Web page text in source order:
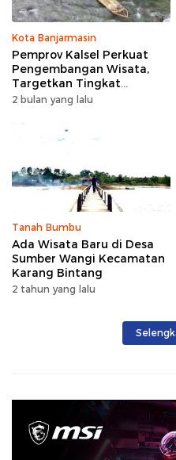
Kota Banjarmasin
Pemprov Kalsel Perkuat
Pengembangan Wisata,
Targetkan Tingkat
Kunjungan Naik 5 Persen di
2 bulan yang lalu
Tanah Bumbu
Ada Wisata Baru di Desa
Sumber Wangi Kecamatan
Karang Bintang
2 tahun yang lalu